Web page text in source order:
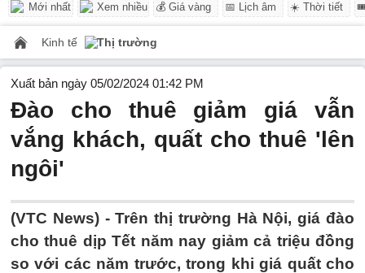
Mới nhất Xem nhiều 💰 Giá vàng 📅 Lịch âm ☀️ Thời tiết
Kinh tế Thị trường
Xuất bản ngày 05/02/2024 01:42 PM
Đào cho thuê giảm giá vẫn
vắng khách, quất cho thuê 'lên
ngôi'
(VTC News) -Trên thị trường Hà Nội, giá đào
cho thuê dịp Tết năm nay giảm cả triệu đồng
so với các năm trước, trong khi giá quất cho